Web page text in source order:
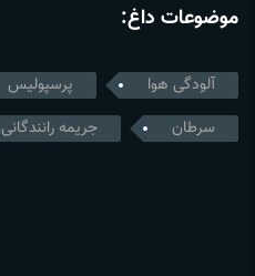
موضوعات داغ:
آلودگی هوا پرسپولیس
سرطان
جریمه رانندگانی